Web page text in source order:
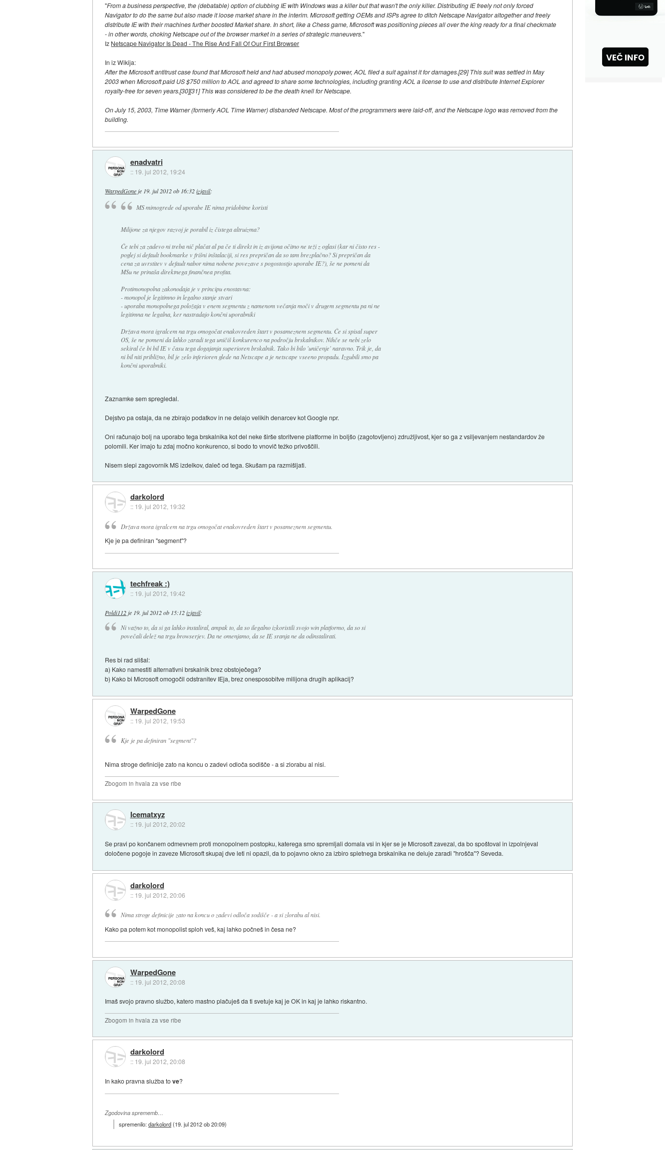
"From a business perspective, the (debatable) option of clubbing IE with Windows was a killer but that wasn't the only killer. Distributing IE freely not only forced
Navigator to do the same but also made it loose market share in the interim. Microsoft getting OEMs and ISPs agree to ditch Netscape Navigator altogether and freely
distribute IE with their machines further boosted Market share. In short, like a Chess game, Microsoft was positioning pieces all over the king ready for a final checkmate
- in other words, choking Netscape out of the browser market in a series of strategic maneuvers."
Iz Netscape Navigator Is Dead - The Rise And Fall Of Our First Browser
In iz Wikija:
After the Microsoft antitrust case found that Microsoft held and had abused monopoly power, AOL filed a suit against it for damages.[29] This suit was settled in May
2003 when Microsoft paid US $750 million to AOL and agreed to share some technologies, including granting AOL a license to use and distribute Internet Explorer
royalty-free for seven years.[30][31] This was considered to be the death knell for Netscape.
On July 15, 2003, Time Warner (formerly AOL Time Warner) disbanded Netscape. Most of the programmers were laid-off, and the Netscape logo was removed from the
building.
enadvatri
:: 19. jul 2012, 19:24
WarpedGone je 19. jul 2012 ob 16:32 izjavil:
MS mimogrede od uporabe IE nima pridobitne koristi
Milijone za njegov razvoj je porabil iz čistega altruizma?
Če tebi za zadevo ni treba nič plačat al pa če ti direkt in iz avijona očitno ne teži z oglasi (kar ni čisto res -
poglej si default bookmarke v frišni inštalaciji, si res prepričan da so tam brezplačno? Si prepričan da
cena za uvrstitev v default nabor nima nobene povezave s pogostostjo uporabe IE?), še ne pomeni da
MSu ne prinaša direktnega finančnea profita.
Protimonopolna zakonodaja je v principu enostavna:
- monopol je legitimno in legalno stanje stvari
- uporaba monopolnega položaja v enem segmentu z namenom večanja moči v drugem segmentu pa ni ne
legitimna ne legalna, ker nastradajo končni uporabniki
Država mora igralcem na trgu omogočat enakovreden štart v posameznem segmentu. Če si spisal super
OS, še ne pomeni da lahko zaradi tega uničiš konkurenco na področju brskalnikov. Nihče se nebi zelo
sekiral če bi bil IE v času tega dogajanja superioren brskalnik. Tako bi bilo 'uničenje' naravno. Trik je, da
ni bil niti približno, bil je zelo inferioren glede na Netscape a je netscape vseeno propadu. Izgubili smo pa
končni uporabniki.
Zaznamke sem spregledal.
Dejstvo pa ostaja, da ne zbirajo podatkov in ne delajo velikih denarcev kot Google npr.
Oni računajo bolj na uporabo tega brskalnika kot del neke širše storitvene platforme in boljšo (zagotovljeno) združljivost, kjer so ga z vsiljevanjem nestandardov že
polomili. Ker imajo tu zdaj močno konkurenco, si bodo to vnovič težko privoščili.
Nisem slepi zagovornik MS izdelkov, daleč od tega. Skušam pa razmišljati.
darkolord
:: 19. jul 2012, 19:32
Država mora igralcem na trgu omogočat enakovreden štart v posameznem segmentu.
Kje je pa definiran "segment"?
techfreak :)
:: 19. jul 2012, 19:42
Poldi112 je 19. jul 2012 ob 15:12 izjavil:
Ni važno to, da si ga lahko instaliral, ampak to, da so ilegalno izkoristili svojo win platformo, da so si
povečali delež na trgu browserjev. Da ne omenjamo, da se IE sranja ne da odinstalirati.
Res bi rad slišal:
a) Kako namestiti alternativni brskalnik brez obstoječega?
b) Kako bi Microsoft omogočil odstranitev IEja, brez onesposobitve milijona drugih aplikacij?
WarpedGone
:: 19. jul 2012, 19:53
Kje je pa definiran "segment"?
Nima stroge definicije zato na koncu o zadevi odloča sodišče - a si zlorabu al nisi.
Zbogom in hvala za vse ribe
Icematxyz
:: 19. jul 2012, 20:02
Se pravi po končanem odmevnem proti monopolnem postopku, katerega smo spremljali domala vsi in kjer se je Microsoft zavezal, da bo spoštoval in izpolnjeval
določene pogoje in zaveze Microsoft skupaj dve leti ni opazil, da to pojavno okno za izbiro spletnega brskalnika ne deluje zaradi "hrošča"? Seveda.
darkolord
:: 19. jul 2012, 20:06
Nima stroge definicije zato na koncu o zadevi odloča sodišče - a si zlorabu al nisi.
Kako pa potem kot monopolist sploh veš, kaj lahko počneš in česa ne?
WarpedGone
:: 19. jul 2012, 20:08
Imaš svojo pravno službo, katero mastno plačuješ da ti svetuje kaj je OK in kaj je lahko riskantno.
Zbogom in hvala za vse ribe
darkolord
:: 19. jul 2012, 20:08
In kako pravna služba tove?
Zgodovina sprememb…
spremenilo:darkolord(19. jul 2012 ob 20:09)